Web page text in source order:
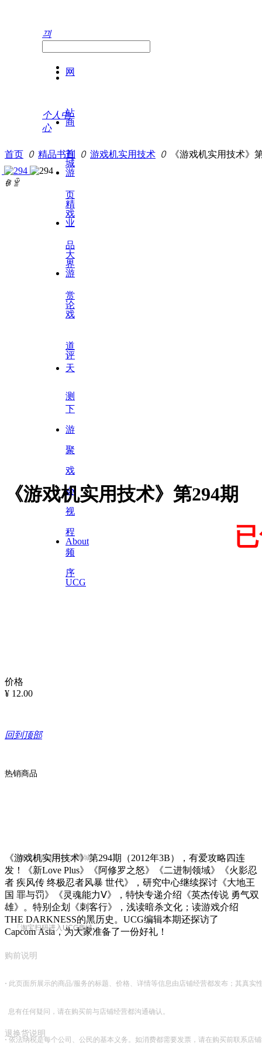
끠
网
站
首
页
商
城
精
品
游
戏
大
赏
业
界
论
道
游
戏
评
测
天
下
聚
会
游
戏
视
频
小
程
序
About
UCG
个人中
心
首页 ꄲ 精品书刊 ꄲ 游戏机实用技术 ꄲ 《游戏机实用技术》
ꁆ ꁇ
《游戏机实用技术》第294期
价格
¥ 12.00
回到顶部
热销商品
「微信扫码进入UCG商城」
「淘宝扫码进入UCG商城」
《游戏机实用技术》第294期（2012年3B），有爱攻略四连
发！《新Love Plus》《阿修罗之怒》《二进制领域》《火影忍
者 疾风传 终极忍者风暴 世代》，研究中心继续探讨《大地王
国 罪与罚》《灵魂能力Ⅴ》，特快专递介绍《英杰传说 勇气双
雄》。特别企划《刺客行》，浅读暗杀文化；读游戏介绍
THE DARKNESS的黑历史。UCG编辑本期还探访了
Capcom Asia，为大家准备了一份好礼！
购前说明
· 此页面所展示的商品/服务的标题、价格、详情等信息由店铺经营都发布；其真
息有任何疑问，请在购买前与店铺经营都沟通确认。
·依法纳税是每个公司、公民的基本义务。如消费都需要发票，请在购买前联系店
退换货说明